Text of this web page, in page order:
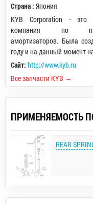
Страна : Япония
KYB Corporation - это
компания по
амортизаторов. Была
году и на данный момент
Сайт: http://www.kyb.ru
Все запчасти KYB →
ПРИМЕНЯЕМОСТЬ
REAR